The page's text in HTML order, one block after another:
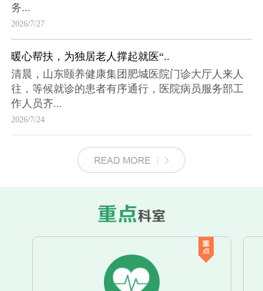
务...
2026/7/27
暖心帮扶，为独居老人撑起就医“..
清晨，山东颐养健康集团肥城医院门诊大厅人来人
往，等候就诊的患者有序通行，医院病员服务部工
作人员齐...
2026/7/24